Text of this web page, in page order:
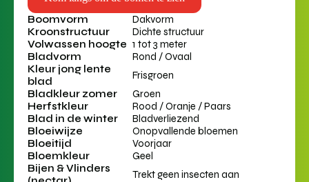
Boomvorm
Dakvorm
Kroonstructuur
Dichte structuur
Volwassen hoogte 1 tot 3 meter
Bladvorm
Rond / Ovaal
Kleur jong lente
blad
Frisgroen
Bladkleur zomer
Groen
Herfstkleur
Rood / Oranje / Paars
Blad in de winter
Bladverliezend
Bloeiwijze
Onopvallende bloemen
Bloeitijd
Voorjaar
Bloemkleur
Geel
Bijen & Vlinders
Trekt geen insecten aan